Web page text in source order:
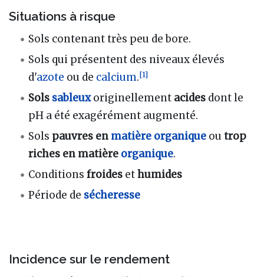
Situations à risque
Sols contenant très peu de bore.
Sols qui présentent des niveaux élevés
d'azote ou de calcium.[1]
Sols sableuxoriginellement acides dont le
pH a été exagérément augmenté.
Sols pauvres en matière organique outrop
riches en matière organique.
Conditionsfroides ethumides
Période de sécheresse
Incidence sur le rendement